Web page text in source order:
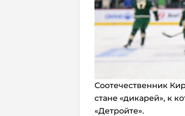
Соотечественник
стане «дикарей», к
«Детройте».